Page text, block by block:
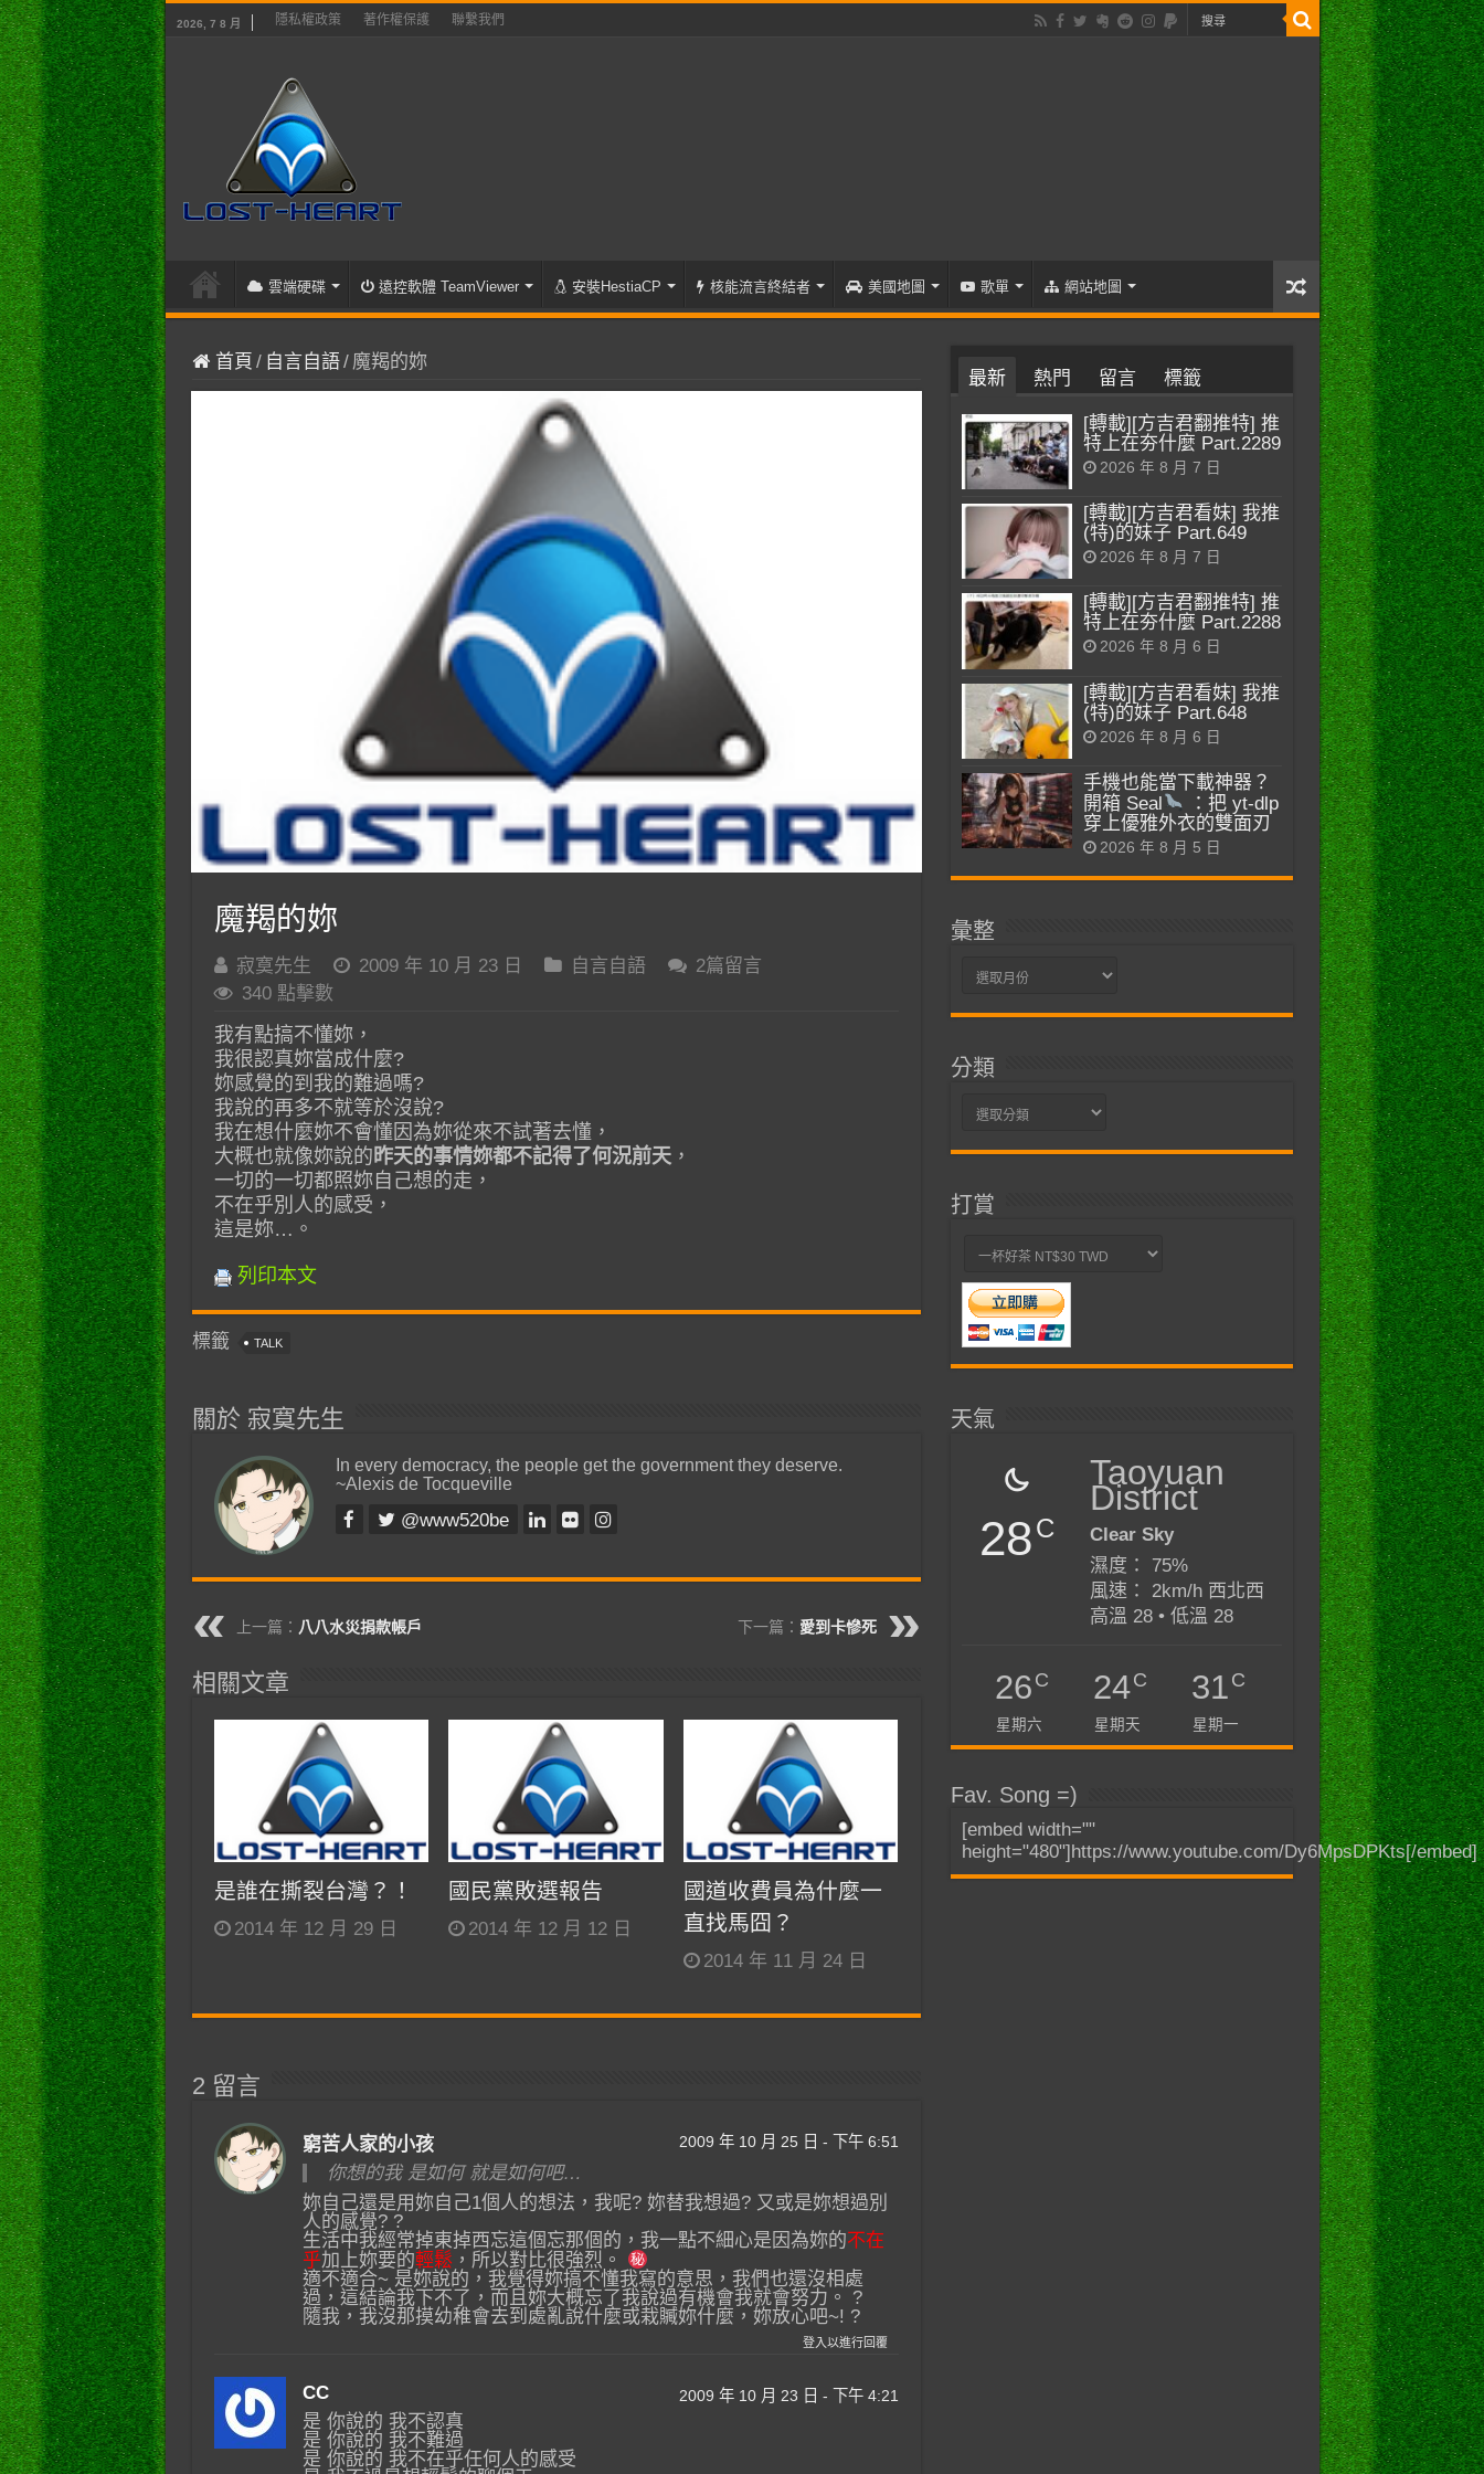
2026, 7 8 月 隱私權政策 著作權保護 聯繫我們
雲端硬碟 遠控軟體 TeamViewer 安裝HestiaCP 核能流言終結者 美國地圖 歌單 網站地圖
首頁 / 自言自語/ 魔羯的妳
魔羯的妳
寂寞先生 2009 年 10 月 23 日 自言自語
2篇留言
340 點擊數
我有點搞不懂妳，
我很認真妳當成什麼?
妳感覺的到我的難過嗎?
我說的再多不就等於沒說?
我在想什麼妳不會懂因為妳從來不試著去懂，
大概也就像妳說的昨天的事情妳都不記得了何況前天，
一切的一切都照妳自己想的走，
不在乎別人的感受，
這是妳…。
列印本文
標籤 TALK
關於 寂寞先生
In every democracy, the people get the government they deserve.
~Alexis de Tocqueville
@www520be
上一篇： 八八水災捐款帳戶 下一篇： 愛到卡慘死
相關文章
是誰在撕裂台灣？！
2014 年 12 月 29 日
國民黨敗選報告
2014 年 12 月 12 日
國道收費員為什麼一
直找馬囧？
2014 年 11 月 24 日
2 留言
窮苦人家的小孩 2009 年 10 月 25 日 - 下午 6:51
你想的我 是如何 就是如何吧…
妳自己還是用妳自己1個人的想法，我呢? 妳替我想過? 又或是妳想過別
人的感覺? ?
生活中我經常掉東掉西忘這個忘那個的，我一點不細心是因為妳的不在
乎加上妳要的輕鬆，所以對比很強烈。
適不適合~ 是妳說的，我覺得妳搞不懂我寫的意思，我們也還沒相處
過，這結論我下不了，而且妳大概忘了我說過有機會我就會努力。 ?
隨我，我沒那摸幼稚會去到處亂說什麼或栽贓妳什麼，妳放心吧~! ?
登入以進行回覆
CC 2009 年 10 月 23 日 - 下午 4:21
是 你說的 我不認真
是 你說的 我不難過
是 你說的 我不在乎任何人的感受
最新 熱門 留言 標籤
[轉載][方吉君翻推特] 推
特上在夯什麼 Part.2289
2026 年 8 月 7 日
[轉載][方吉君看妹] 我推
(特)的妹子 Part.649
2026 年 8 月 7 日
[轉載][方吉君翻推特] 推
特上在夯什麼 Part.2288
2026 年 8 月 6 日
[轉載][方吉君看妹] 我推
(特)的妹子 Part.648
2026 年 8 月 6 日
手機也能當下載神器？
開箱 Seal
：把 yt-dlp
穿上優雅外衣的雙面刃
2026 年 8 月 5 日
彙整
彙
分類
分
打賞
天氣
28C
Taoyuan
District
Clear Sky
濕度： 75%
風速： 2km/h 西北西
高溫 28 • 低溫 28
26C
星期六
24C
星期天
31C
星期一
Fav. Song =)
[embed width=""
height="480"]https://www.youtube.com/Dy6MpsDPKts[/embed]